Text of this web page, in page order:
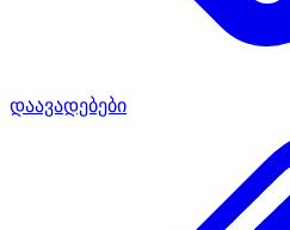
დაავადებები